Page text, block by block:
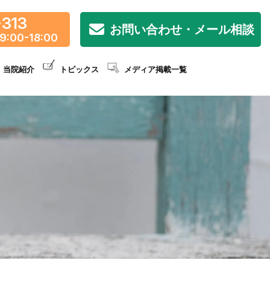
9:00-18:00
お問い合わせ・メール相談
当院紹介 トピックス メディア掲載一覧